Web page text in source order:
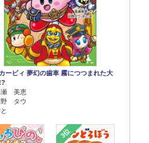
ービィ 夢幻の歯車 霧につつまれた大
瀬 美恵
野 タウ
3位